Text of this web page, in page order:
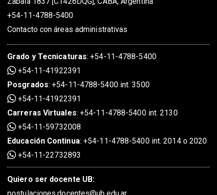
+54-11-4788-5400
Contacto con áreas administrativas
Grado y Tecnicaturas:+54-11-4788-5400
+54-11-41922391
Posgrados:+54-11-4788-5400 int. 3500
+54-11-41922391
Carreras Virtuales:+54-11-4788-5400 int. 2130
+54-11-59732008
Educación Continua:+54-11-4788-5400 int. 2014 o 2020
+54-11-22732893
Quiero ser docente UB: